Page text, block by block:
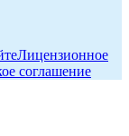
Лицензионное
соглашение